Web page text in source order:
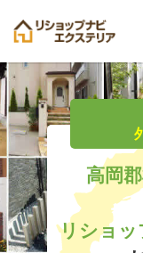
高岡
リショッ